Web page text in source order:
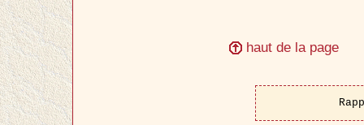
haut de la page